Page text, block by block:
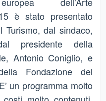
è stato presentato
Turismo, dal sindaco,
presidente della
Antonio Coniglio, e
Fondazione del
un programma molto